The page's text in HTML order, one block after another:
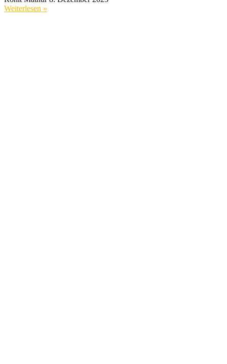
Weiterlesen »